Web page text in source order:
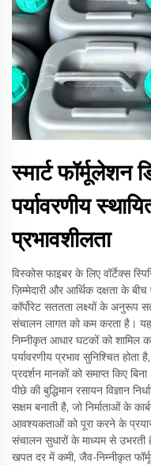
स्मार्ट फॉर्मूलेशन
पर्यावरणीय
प्रभावशीलता
विस्कोस फाइबर के लिए वॉर्टेक्स
ज़िम्मेदारी और आर्थिक दक्षता के
कॉर्पोरेट सततता लक्ष्यों के अनुरूप
संचालन लागत को कम करता है। यह
निम्नीकृत आधार घटकों को
पर्यावरणीय प्रभाव सुनिश्चित
प्रदर्शन मानकों को समाप्त किए
पीछे की बुद्धिमान रसायन विज्ञान
सक्षम बनाती है, जो निर्माताओं के
आवश्यकताओं को पूरा करने के
संचालन सुधारों के माध्यम से
खपत दर में कमी, जैव-निम्नीकृत